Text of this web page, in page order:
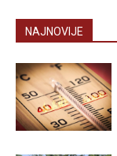
NAJNOVIJE